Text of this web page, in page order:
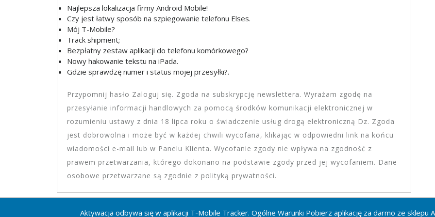
Najlepsza lokalizacja firmy Android Mobile!
Czy jest łatwy sposób na szpiegowanie telefonu Elses.
Mój T-Mobile?
Track shipment;
Bezpłatny zestaw aplikacji do telefonu komórkowego?
Nowy hakowanie tekstu na iPada.
Gdzie sprawdzę numer i status mojej przesyłki?.
Przypomnij hasło Zaloguj się. Zgoda na subskrypcję newslettera. Wyrażam zgodę na
przesyłanie informacji handlowych za pomocą środków komunikacji elektronicznej w
rozumieniu ustawy z dnia 18 lipca roku o świadczenie usług drogą elektroniczną Dz. Zgoda
jest dobrowolna i może być w każdej chwili wycofana, klikając w odpowiedni link na końcu
wiadomości e-mail lub w Panelu Klienta. Wycofanie zgody nie wpływa na zgodność z
prawem przetwarzania, którego dokonano na podstawie zgody przed jej wycofaniem. Dane
osobowe przetwarzane są zgodnie z polityką prywatności.
Aktywacja odbywa się w aplikacji T-Mobile Tracker. Ogólne Warunki Pobierz aplikację za darmo ze sklepu